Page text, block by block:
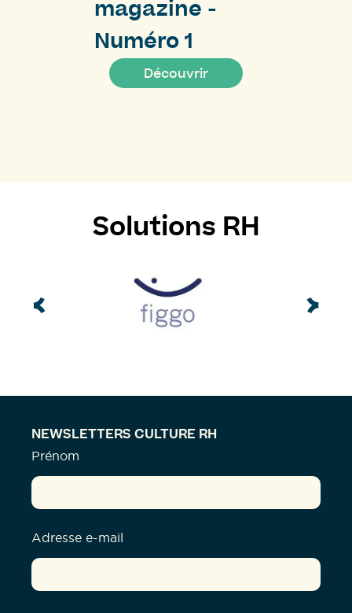
magazine -
Numéro 1
Découvrir
Solutions RH
NEWSLETTERS CULTURE RH
Prénom
Adresse e-mail